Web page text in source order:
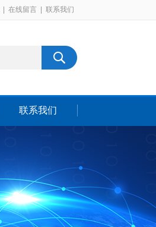
在线留言 联系我们
联系我们